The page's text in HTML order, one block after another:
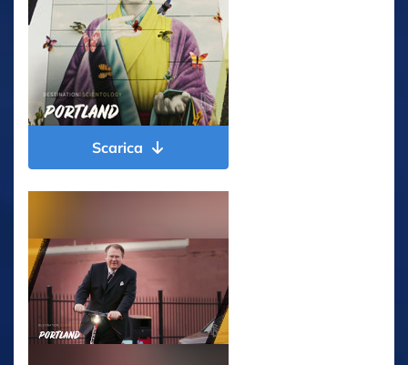
Scarica